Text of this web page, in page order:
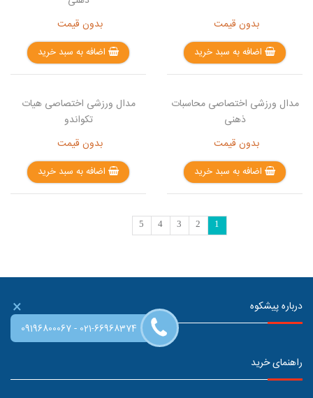
بدون قیمت
اضافه به سبد خرید
بدون قیمت
اضافه به سبد خرید
مدال ورزشی اختصاصی محاسبات
ذهنی
بدون قیمت
اضافه به سبد خرید
مدال ورزشی اختصاصی هیات
تکواندو
بدون قیمت
اضافه به سبد خرید
1
2
3
4
5
درباره پیشکوه
راهنمای خرید
×
09196800067- 021-66968374